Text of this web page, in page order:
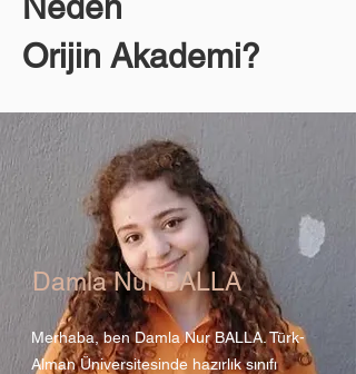
Orijin Akademi?
Damla Nur BALLA
Merhaba, ben Damla Nur BALLA. Türk-
Alman Üniversitesinde hazırlık sınıfı